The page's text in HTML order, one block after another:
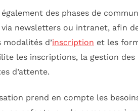
des phases de
via newsletters ou intranet, afin
d’inscription et les
les inscriptions, la gestion
d’attente.
prend en compte les